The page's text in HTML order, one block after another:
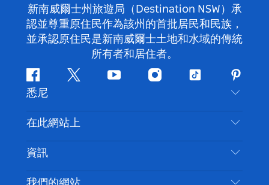
新南威爾士州旅遊局（Destination NSW）承
認並尊重原住民作為該州的首批居民和民族，
並承認原住民是新南威爾士土地和水域的傳統
所有者和居住者。
Facebook嘰
喳
喳
Youtube Instagram
抖
悉尼
聯絡我們
免責聲明
隱私
在此網站上
目的地
要做的事情
資訊
旅行資訊